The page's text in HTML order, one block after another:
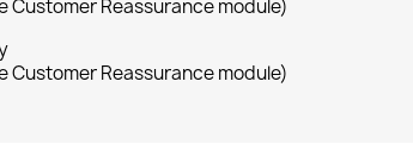
Customer Reassurance module)
Customer Reassurance module)